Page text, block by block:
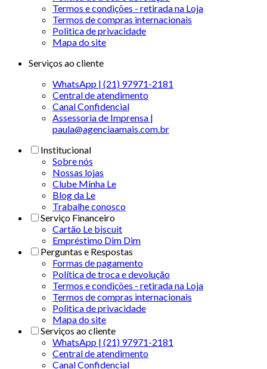
Termos e condições - retirada na Loja
Termos de compras internacionais
Politica de privacidade
Mapa do site
Serviços ao cliente
WhatsApp | (21) 97971-2181
Central de atendimento
Canal Confidencial
Assessoria de Imprensa |
paula@agenciaamais.com.br
Institucional
Sobre nós
Nossas lojas
Clube Minha Le
Blog da Le
Trabalhe conosco
Serviço Financeiro
Cartão Le biscuit
Empréstimo Dim Dim
Perguntas e Respostas
Formas de pagamento
Política de troca e devolução
Termos e condições - retirada na Loja
Termos de compras internacionais
Politica de privacidade
Mapa do site
Serviços ao cliente
WhatsApp | (21) 97971-2181
Central de atendimento
Canal Confidencial